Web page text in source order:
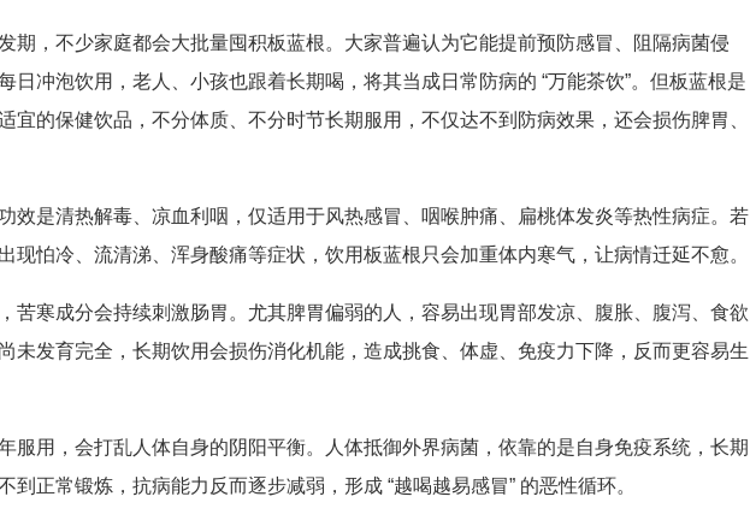
期，不少家庭都会大批量囤积板蓝根。大家普遍认为它能提前预防感冒、阻隔病菌侵
日冲泡饮用，老人、小孩也跟着长期喝，将其当成日常防病的 “万能茶饮”。但板蓝根是
宜的保健饮品，不分体质、不分时节长期服用，不仅达不到防病效果，还会损伤脾胃、
效是清热解毒、凉血利咽，仅适用于风热感冒、咽喉肿痛、扁桃体发炎等热性病症。若
现怕冷、流清涕、浑身酸痛等症状，饮用板蓝根只会加重体内寒气，让病情迁延不愈。
苦寒成分会持续刺激肠胃。尤其脾胃偏弱的人，容易出现胃部发凉、腹胀、腹泻、食欲
未发育完全，长期饮用会损伤消化机能，造成挑食、体虚、免疫力下降，反而更容易生
服用，会打乱人体自身的阴阳平衡。人体抵御外界病菌，依靠的是自身免疫系统，长期
到正常锻炼，抗病能力反而逐步减弱，形成 “越喝越易感冒” 的恶性循环。